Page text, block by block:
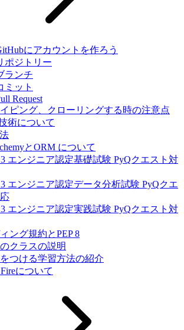
にアカウントを作ろう
ポジトリー
ランチ
ミット
Request
ピング、クローリングする時の注意点
術について
とORM について
3 エンジニア認定基礎試験 PyQクエスト対
3 エンジニア認定データ分析試験 PyQクエ
3 エンジニア認定実践試験 PyQクエスト対
ング規約とPEP 8
クラスの説明
つける学習方法の紹介
について